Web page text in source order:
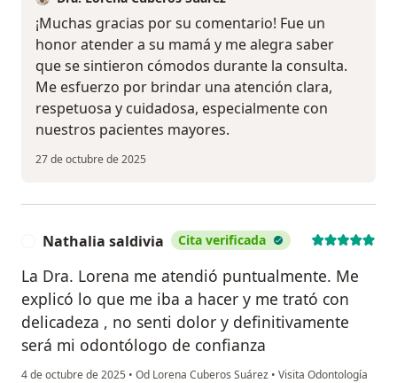
¡Muchas gracias por su comentario! Fue un
honor atender a su mamá y me alegra saber
que se sintieron cómodos durante la consulta.
Me esfuerzo por brindar una atención clara,
respetuosa y cuidadosa, especialmente con
nuestros pacientes mayores.
27 de octubre de 2025
Nathalia saldivia Cita verificada
La Dra. Lorena me atendió puntualmente. Me
explicó lo que me iba a hacer y me trató con
delicadeza , no senti dolor y definitivamente
será mi odontólogo de confianza
4 de octubre de 2025 • Od Lorena Cuberos Suárez • Visita Odontología